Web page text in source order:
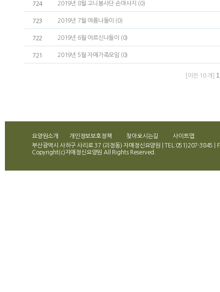
724 2019년 8월 고니봉사단 손마사지 (0)
723 2019년 7월 여름나들이 (0)
722 2019년 6월 어르신나들이 (0)
721 2019년 5월 자매가족모임 (0)
[이전 10 개] 1
요양원소개 개인정보보호정책 찾아오시는길
사이트맵
부산광역시 사하구 사리로 37 (괴정동) 자매정신요양원 | TEL:051)207-3845
Copyright(c)자매정신요양원 All Rights Reserved.